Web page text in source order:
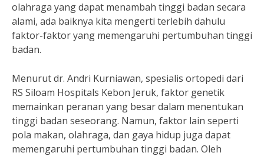
olahraga yang dapat menambah tinggi badan secara
alami, ada baiknya kita mengerti terlebih dahulu
faktor-faktor yang memengaruhi pertumbuhan tinggi
badan.
Menurut dr. Andri Kurniawan, spesialis ortopedi dari
RS Siloam Hospitals Kebon Jeruk, faktor genetik
memainkan peranan yang besar dalam menentukan
tinggi badan seseorang. Namun, faktor lain seperti
pola makan, olahraga, dan gaya hidup juga dapat
memengaruhi pertumbuhan tinggi badan. Oleh